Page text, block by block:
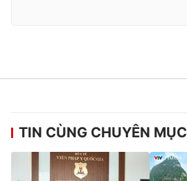
TIN CÙNG CHUYÊN MỤC